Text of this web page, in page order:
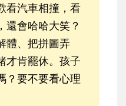
看汽車相撞，看
還會哈哈大笑？
體、把拼圖弄
才肯罷休。孩子
？要不要看心理